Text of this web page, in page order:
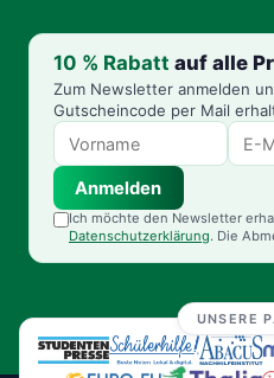
10 % Rabatt auf alle
Zum Newsletter anmelden
Gutscheincode per Mail
Anmelden
Ich möchte den Newsletter
Datenschutzerklärung. Die
UNSERE